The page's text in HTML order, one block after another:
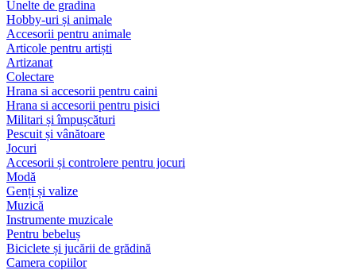
Unelte de gradina
Hobby-uri și animale
Accesorii pentru animale
Articole pentru artiști
Artizanat
Colectare
Hrana si accesorii pentru caini
Hrana si accesorii pentru pisici
Militari și împușcături
Pescuit și vânătoare
Jocuri
Accesorii și controlere pentru jocuri
Modă
Genți și valize
Muzică
Instrumente muzicale
Pentru bebeluș
Biciclete și jucării de grădină
Camera copiilor